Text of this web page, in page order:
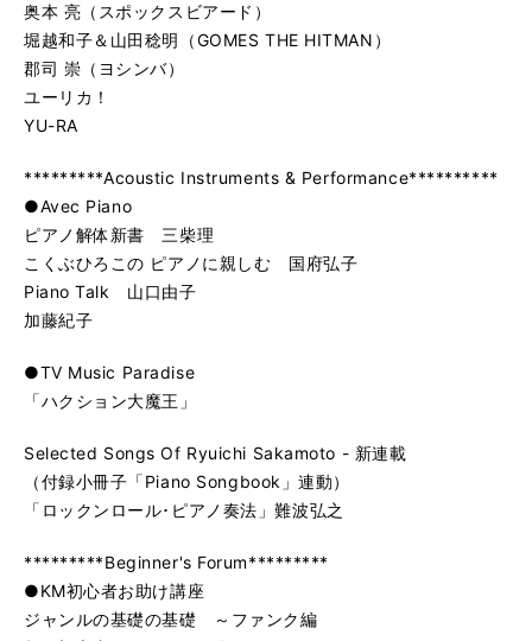
奥本 亮（スポックスビアード）
堀越和子＆山田稔明（GOMES THE HITMAN）
郡司 崇（ヨシンバ）
ユーリカ！
YU-RA
*********Acoustic Instruments & Performance**********
●Avec Piano
ピアノ解体新書 三柴理
こくぶひろこの ピアノに親しむ 国府弘子
Piano Talk 山口由子
加藤紀子
●TV Music Paradise
「ハクション大魔王」
Selected Songs Of Ryuichi Sakamoto - 新連載
（付録小冊子「Piano Songbook」連動）
「ロックンロール･ピアノ奏法」難波弘之
*********Beginner's Forum*********
●KM初心者お助け講座
ジャンルの基礎の基礎 ～ファンク編